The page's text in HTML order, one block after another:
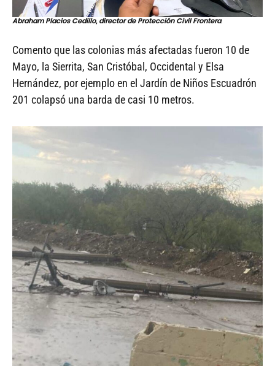
Abraham Placios Cedillo, director de Protección Civil Frontera.
Comento que las colonias más afectadas fueron 10 de
Mayo, la Sierrita, San Cristóbal, Occidental y Elsa
Hernández, por ejemplo en el Jardín de Niños Escuadrón
201 colapsó una barda de casi 10 metros.